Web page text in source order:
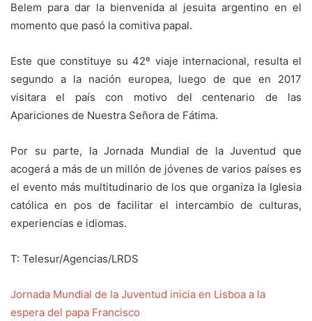
Belem para dar la bienvenida al jesuita argentino en el
momento que pasó la comitiva papal.
Este que constituye su 42º viaje internacional, resulta el
segundo a la nación europea, luego de que en 2017
visitara el país con motivo del centenario de las
Apariciones de Nuestra Señora de Fátima.
Por su parte, la Jornada Mundial de la Juventud que
acogerá a más de un millón de jóvenes de varios países es
el evento más multitudinario de los que organiza la Iglesia
católica en pos de facilitar el intercambio de culturas,
experiencias e idiomas.
T: Telesur/Agencias/LRDS
Jornada Mundial de la Juventud inicia en Lisboa a la
espera del papa Francisco